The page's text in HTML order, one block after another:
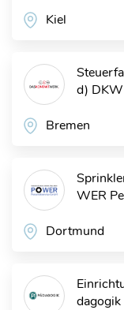
Kiel
d)
Bremen
WER
Dortmund
dagogik